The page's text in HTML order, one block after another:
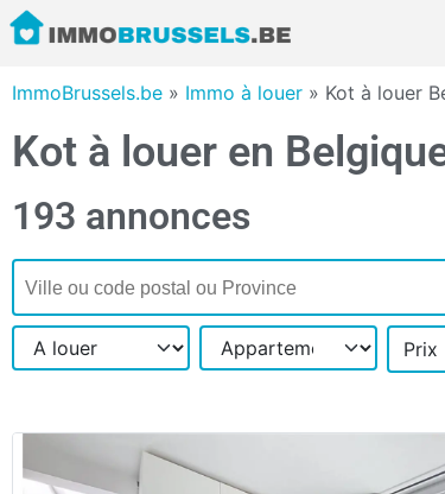
ImmoBrussels.be » Immo à louer » Kot à louer
Kot à louer en
193 annonces
Prix